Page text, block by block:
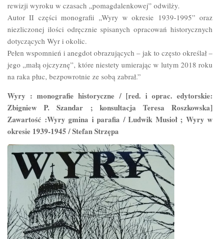
rewizji wyroku w czasach „pomagdalenkowej” odwilży.
Autor II części monografii „Wyry w okresie 1939-1995” oraz
niezliczonej ilości odręcznie spisanych opracowań historycznych
dotyczących Wyr i okolic.
Pełen wspomnień i anegdot obrazujących – jak to często określał –
jego „małą ojczyznę”, które niestety umierając w lutym 2018 roku
na raka płuc, bezpowrotnie ze sobą zabrał.”
Wyry : monografie historyczne / [red. i oprac. edytorskie:
Zbigniew P. Szandar ; konsultacja Teresa Roszkowska]
Zawartość :Wyry gmina i parafia / Ludwik Musioł ; Wyry w
okresie 1939-1945 / Stefan Strzępa